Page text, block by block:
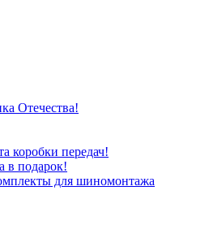
Отечества!
коробки передач!
в подарок!
для шиномонтажа